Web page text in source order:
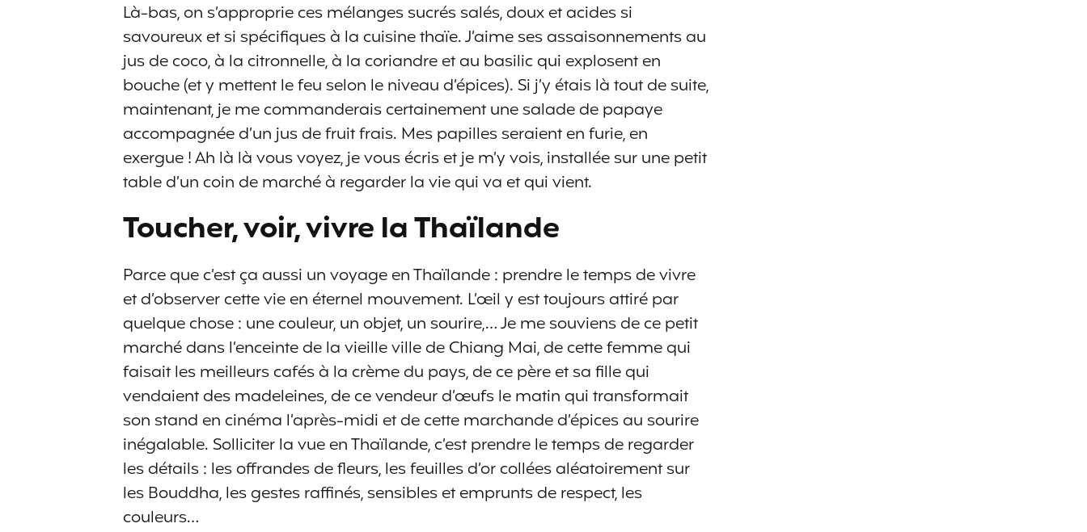
Là-bas, on s’approprie ces mélanges sucrés salés, doux et acides si
savoureux et si spécifiques à la cuisine thaïe. J’aime ses assaisonnements au
jus de coco, à la citronnelle, à la coriandre et au basilic qui explosent en
bouche (et y mettent le feu selon le niveau d’épices). Si j’y étais là tout de suite,
maintenant, je me commanderais certainement une salade de papaye
accompagnée d’un jus de fruit frais. Mes papilles seraient en furie, en
exergue ! Ah là là vous voyez, je vous écris et je m’y vois, installée sur une petit
table d’un coin de marché à regarder la vie qui va et qui vient.
Toucher, voir, vivre la Thaïlande
Parce que c’est ça aussi un voyage en Thaïlande : prendre le temps de vivre
et d’observer cette vie en éternel mouvement. L’œil y est toujours attiré par
quelque chose : une couleur, un objet, un sourire,… Je me souviens de ce petit
marché dans l’enceinte de la vieille ville de Chiang Mai, de cette femme qui
faisait les meilleurs cafés à la crème du pays, de ce père et sa fille qui
vendaient des madeleines, de ce vendeur d’œufs le matin qui transformait
son stand en cinéma l’après-midi et de cette marchande d’épices au sourire
inégalable. Solliciter la vue en Thaïlande, c’est prendre le temps de regarder
les détails : les offrandes de fleurs, les feuilles d’or collées aléatoirement sur
les Bouddha, les gestes raffinés, sensibles et emprunts de respect, les
couleurs…